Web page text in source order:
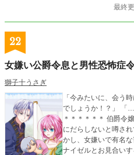
「中身はおっさんの
世界から卒業し、妻
……しかし、さらにそ
ゃん》の生活は、どこ
最終
22
女嫌い公爵令息と男性恐怖症
獅子十うさぎ
「今みたいに、会う
でしょうか！？」 「………は？」 ＊＊＊＊＊＊＊＊＊＊＊＊
＊＊＊＊＊＊ 伯爵令嬢であるフェリーツェ・クラレンスは男
にだらしないと噂さ
かし、女嫌いで有名
ナイゼルとお見合い